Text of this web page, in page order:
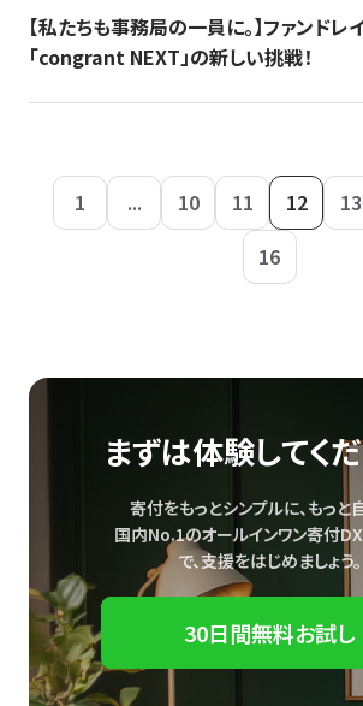
【私たちも事務局の一員に。】ファンド
「congrant NEXT」の新しい挑戦！
1 ... 10 11 12 13
16
まずは体験してくだ
寄付をもっとシンプルに、もっと
国内No.1のオールインワン寄付
で、支援をはじめましょう。
30日間無料お試し